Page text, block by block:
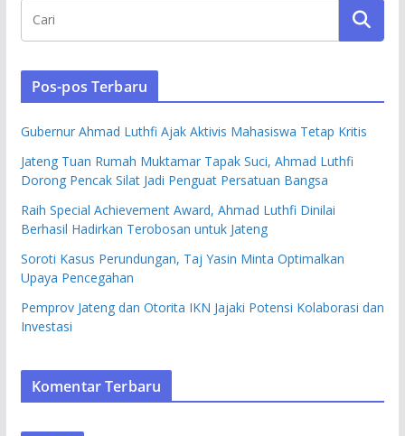
Pos-pos Terbaru
Gubernur Ahmad Luthfi Ajak Aktivis Mahasiswa Tetap Kritis
Jateng Tuan Rumah Muktamar Tapak Suci, Ahmad Luthfi
Dorong Pencak Silat Jadi Penguat Persatuan Bangsa
Raih Special Achievement Award, Ahmad Luthfi Dinilai
Berhasil Hadirkan Terobosan untuk Jateng
Soroti Kasus Perundungan, Taj Yasin Minta Optimalkan
Upaya Pencegahan
Pemprov Jateng dan Otorita IKN Jajaki Potensi Kolaborasi dan
Investasi
Komentar Terbaru